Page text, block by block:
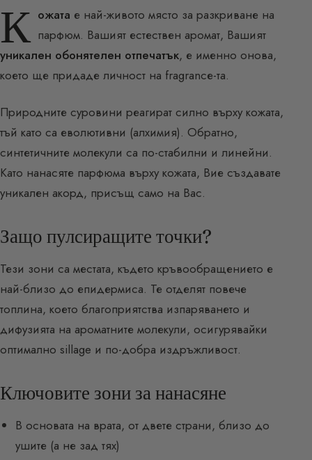
К ожата е най-живото място за разкриване на
парфюм. Вашият естествен аромат, Вашият
уникален обонятелен отпечатък, е именно онова,
което ще придаде личност на fragrancе-та.
Природните суровини реагират силно върху кожата,
тъй като са еволютивни (алхимия). Обратно,
синтетичните молекули са по-стабилни и линейни.
Като нанасяте парфюма върху кожата, Вие създавате
уникален акорд, присъщ само на Вас.
Защо пулсиращите точки?
Тези зони са местата, където кръвообращението е
най-близо до епидермиса. Те отделят повече
топлина, което благоприятства изпаряването и
дифузията на ароматните молекули, осигурявайки
оптимално sillage и по-добра издръжливост.
Ключовите зони за нанасяне
В основата на врата, от двете страни, близо до
ушите (а не зад тях)